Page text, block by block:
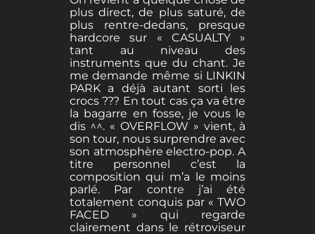
plus direct, de plus saturé, de
plus rentre-dedans, presque
hardcore sur « CASUALTY »
tant au niveau des
instruments que du chant. Je
me demande même si LINKIN
PARK a déjà autant sorti les
crocs ??? En tout cas ça va être
la bagarre en fosse, je vous le
dis ^^. « OVERFLOW » vient, à
son tour, nous surprendre avec
son atmosphère electro-pop. A
titre personnel c’est la
composition qui m’a le moins
parlé. Par contre j’ai été
totalement conquis par « TWO
FACED » qui regarde
clairement dans le rétroviseur